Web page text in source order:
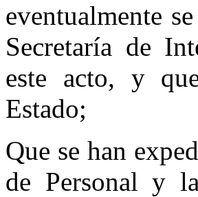
eventualmente
Secretaría de
este acto, y
Estado;
Que se han
de Personal y